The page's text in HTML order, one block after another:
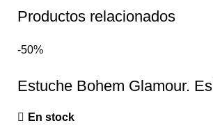
Productos relacionados
-50%
Estuche Bohem Glamour.
En stock